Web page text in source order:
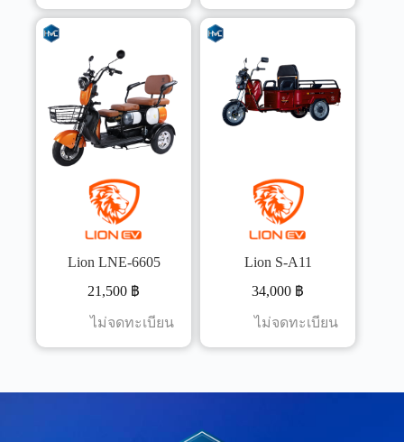
Lion LNE-6605
21,500 ฿
ไม่จดทะเบียน
Lion S-A11
34,000 ฿
ไม่จดทะเบียน